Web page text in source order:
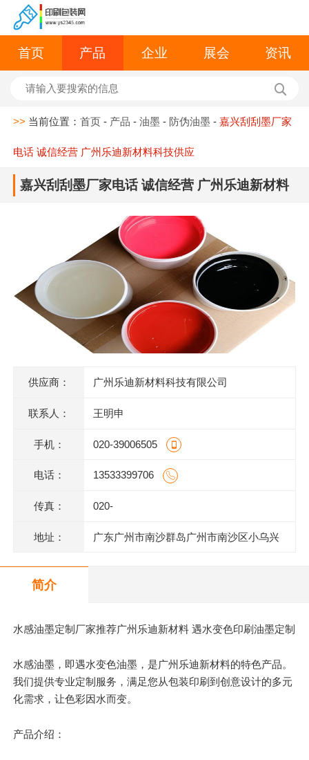
首页 产品 企业 展会 资讯
>> 当前位置：首页 - 产品 -油墨 - 防伪油墨 -嘉兴刮刮墨厂家
电话 诚信经营 广州乐迪新材料科技供应
嘉兴刮刮墨厂家电话 诚信经营 广州乐迪新材料
供应商： 广州乐迪新材料科技有限公司
联系人： 王明申
手机： 020-39006505
电话： 13533399706
传真： 020-
地址： 广东广州市南沙群岛广州市南沙区小乌兴
简介
水感油墨定制厂家推荐广州乐迪新材料 遇水变色印刷油墨定制
水感油墨，即遇水变色油墨，是广州乐迪新材料的特色产品。
我们提供专业定制服务，满足您从包装印刷到创意设计的多元
化需求，让色彩因水而变。
产品介绍：